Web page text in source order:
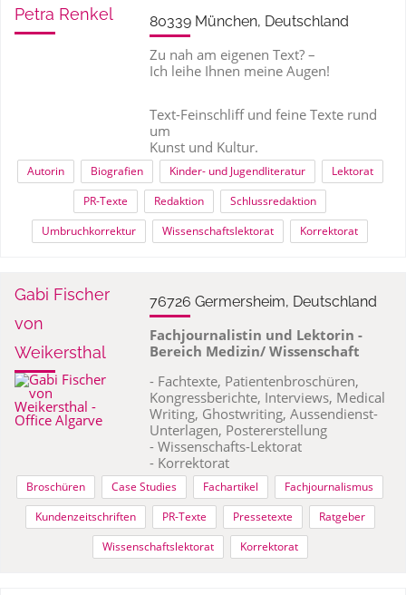
Petra Renkel 80339 München, Deutschland
Zu nah am eigenen Text? –
Ich leihe Ihnen meine Augen!
Text-Feinschliff und feine Texte rund
um
Kunst und Kultur.
Autorin Biografien Kinder- und Jugendliteratur
Lektorat
PR-Texte
Redaktion
Schlussredaktion
Umbruchkorrektur
Wissenschaftslektorat Korrektorat
Gabi Fischer
von
Weikersthal
76726 Germersheim, Deutschland
Fachjournalistin und Lektorin -
Bereich Medizin/ Wissenschaft
- Fachtexte, Patientenbroschüren,
Kongressberichte, Interviews, Medical
Writing, Ghostwriting, Aussendienst-
Unterlagen, Postererstellung
- Wissenschafts-Lektorat
- Korrektorat
Broschüren Case Studies Fachartikel
Fachjournalismus
Kundenzeitschriften
PR-Texte Pressetexte
Ratgeber
Wissenschaftslektorat
Korrektorat